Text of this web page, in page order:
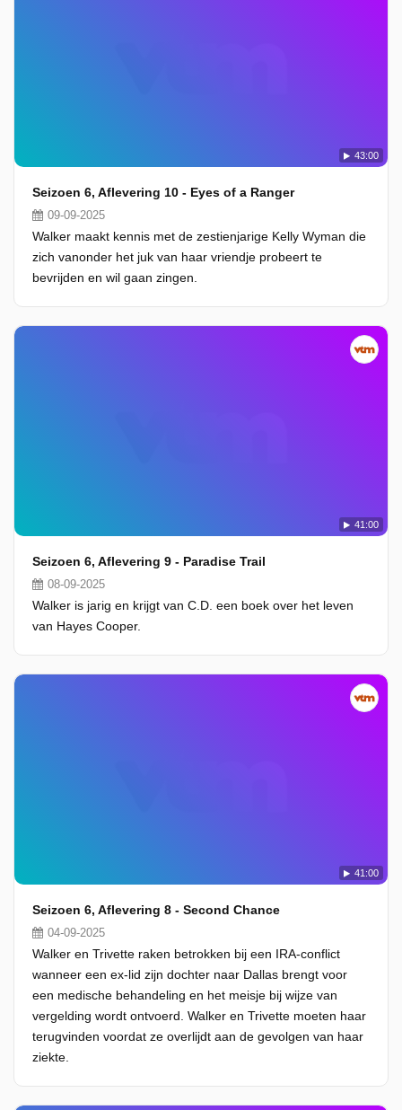
43:00
Seizoen 6, Aflevering 10 - Eyes of a Ranger
09-09-2025
Walker maakt kennis met de zestienjarige Kelly Wyman die
zich vanonder het juk van haar vriendje probeert te
bevrijden en wil gaan zingen.
41:00
Seizoen 6, Aflevering 9 - Paradise Trail
08-09-2025
Walker is jarig en krijgt van C.D. een boek over het leven
van Hayes Cooper.
41:00
Seizoen 6, Aflevering 8 - Second Chance
04-09-2025
Walker en Trivette raken betrokken bij een IRA-conflict
wanneer een ex-lid zijn dochter naar Dallas brengt voor
een medische behandeling en het meisje bij wijze van
vergelding wordt ontvoerd. Walker en Trivette moeten haar
terugvinden voordat ze overlijdt aan de gevolgen van haar
ziekte.